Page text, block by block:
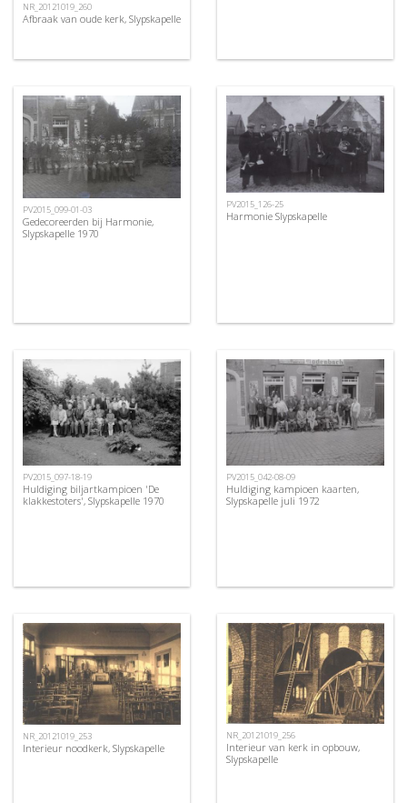
NR_20121019_260
Afbraak van oude kerk, Slypskapelle
PV2015_099-01-03
Gedecoreerden bij Harmonie,
Slypskapelle 1970
PV2015_126-25
Harmonie Slypskapelle
PV2015_097-18-19
Huldiging biljartkampioen 'De
klakkestoters', Slypskapelle 1970
PV2015_042-08-09
Huldiging kampioen kaarten,
Slypskapelle juli 1972
NR_20121019_253
Interieur noodkerk, Slypskapelle
NR_20121019_256
Interieur van kerk in opbouw,
Slypskapelle